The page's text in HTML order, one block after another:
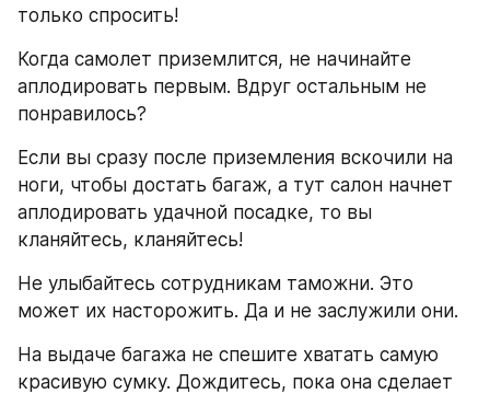
только спросить!
Когда самолет приземлится, не начинайте
аплодировать первым. Вдруг остальным не
понравилось?
Если вы сразу после приземления вскочили на
ноги, чтобы достать багаж, а тут салон начнет
аплодировать удачной посадке, то вы
кланяйтесь, кланяйтесь!
Не улыбайтесь сотрудникам таможни. Это
может их насторожить. Да и не заслужили они.
На выдаче багажа не спешите хватать самую
красивую сумку. Дождитесь, пока она сделает